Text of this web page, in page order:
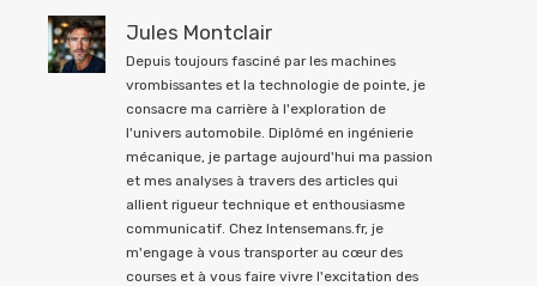
Jules Montclair
Depuis toujours fasciné par les machines
vrombissantes et la technologie de pointe, je
consacre ma carrière à l'exploration de
l'univers automobile. Diplômé en ingénierie
mécanique, je partage aujourd'hui ma passion
et mes analyses à travers des articles qui
allient rigueur technique et enthousiasme
communicatif. Chez Intensemans.fr, je
m'engage à vous transporter au cœur des
courses et à vous faire vivre l'excitation des